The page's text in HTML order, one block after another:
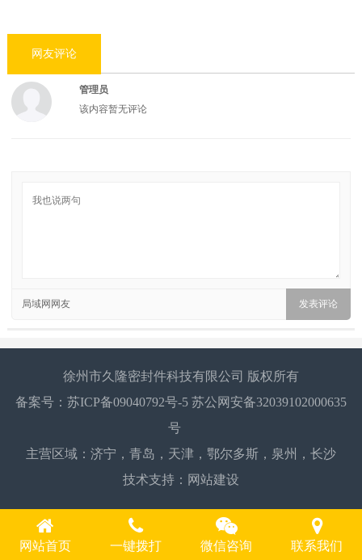
网友评论
管理员
该内容暂无评论
局域网网友
徐州市久隆密封件科技有限公司 版权所有
备案号： 苏ICP备09040792号-5 苏公网安备32039102000635
号
主营区域： 济宁 ， 青岛 ， 天津 ， 鄂尔多斯 ， 泉州 ， 长沙
技术支持： 网站建设
网站首页 一键拨打 微信咨询 联系我们